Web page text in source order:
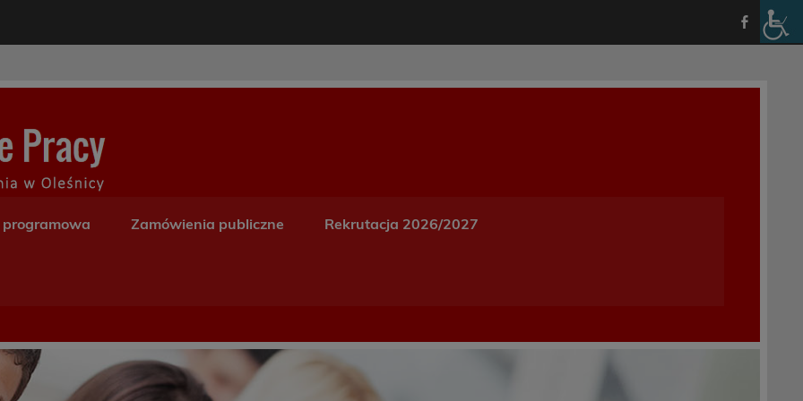
Zamówienia publiczne Rekrutacja 2026/2027